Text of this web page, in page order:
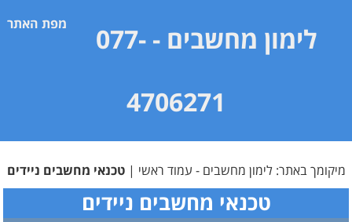
מפת האתר לימון מחשבים
- 077-
4706271
מיקומך באתר:לימון מחשבים - עמוד ראשי |טכנאי מחשבים ניידים
טכנאי מחשבים ניידים